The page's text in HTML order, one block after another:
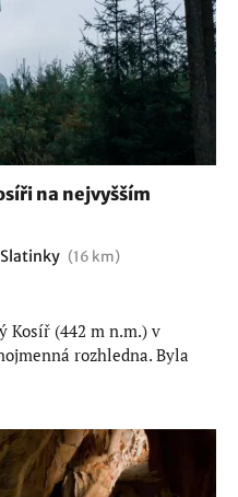
na nejvyšším
Slatinky (16 km)
Kosíř (442 m n.m.) v
rozhledna. Byla